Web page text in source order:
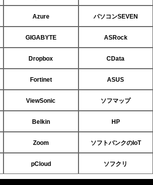
Azure パソコンSEVEN
GIGABYTE ASRock
Dropbox CData
Fortinet ASUS
ViewSonic ソフマップ
Belkin HP
Zoom ソフトバンクのIoT
pCloud ソフクリ